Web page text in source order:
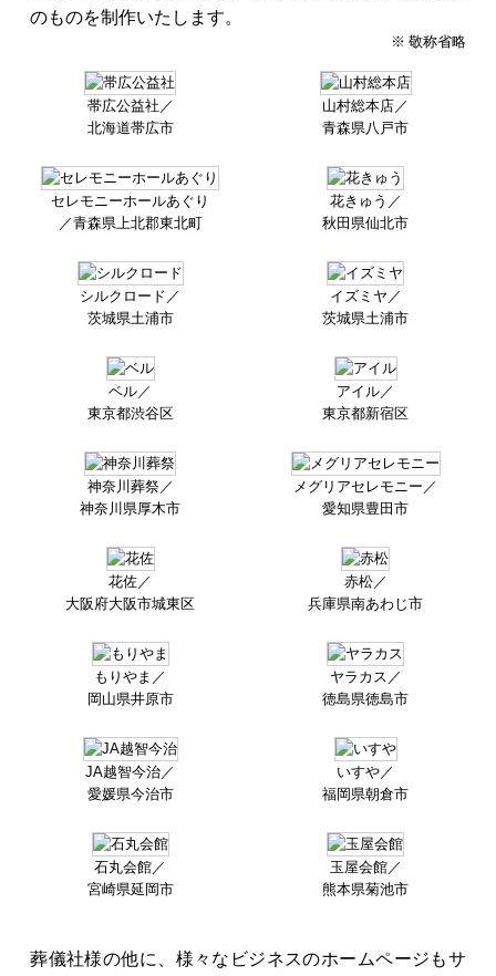
のものを制作いたします。
※ 敬称省略
帯広公益社／
北海道帯広市
山村総本店／
青森県八戸市
セレモニーホールあぐり
／青森県上北郡東北町
花きゅう／
秋田県仙北市
シルクロード／
茨城県土浦市
イズミヤ／
茨城県土浦市
ベル／
東京都渋谷区
アイル／
東京都新宿区
神奈川葬祭／
神奈川県厚木市
メグリアセレモニー／
愛知県豊田市
花佐／
大阪府大阪市城東区
赤松／
兵庫県南あわじ市
もりやま／
岡山県井原市
ヤラカス／
徳島県徳島市
JA越智今治／
愛媛県今治市
いすや／
福岡県朝倉市
石丸会館／
宮崎県延岡市
玉屋会館／
熊本県菊池市
葬儀社様の他に、様々なビジネスのホームページもサ